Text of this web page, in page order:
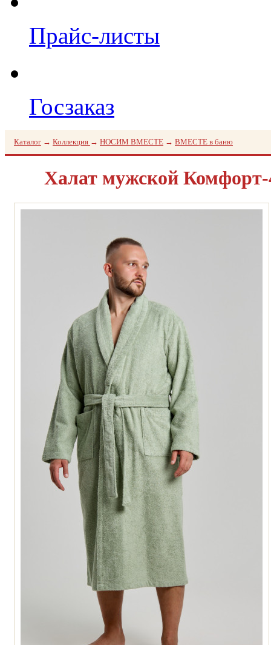
Прайс-листы
Госзаказ
Каталог → Коллекция → НОСИМ ВМЕСТЕ → ВМЕСТЕ в баню
Халат мужской